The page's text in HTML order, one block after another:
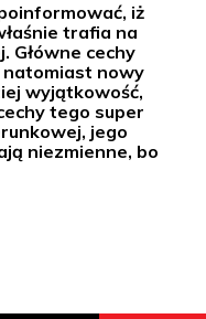
iż
trafia na
Główne cechy
natomiast nowy
wyjątkowość,
tego super
jego
niezmienne, bo